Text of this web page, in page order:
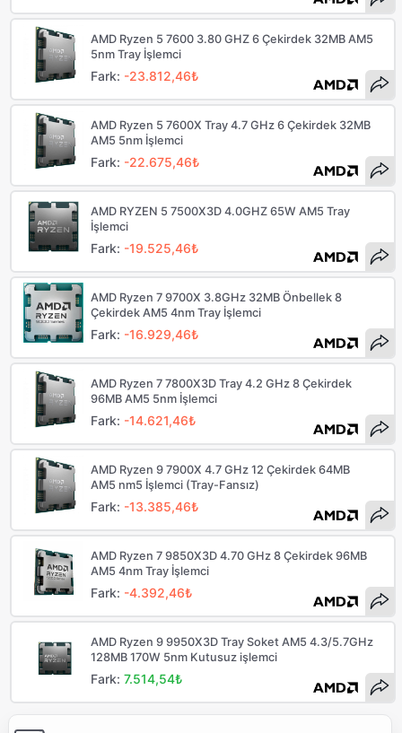
AMD Ryzen 5 7600 3.80 GHZ 6 Çekirdek 32MB AM5
5nm Tray İşlemci
Fark: -23.812,46₺
AMD Ryzen 5 7600X Tray 4.7 GHz 6 Çekirdek 32MB
AM5 5nm İşlemci
Fark: -22.675,46₺
AMD RYZEN 5 7500X3D 4.0GHZ 65W AM5 Tray
İşlemci
Fark: -19.525,46₺
AMD Ryzen 7 9700X 3.8GHz 32MB Önbellek 8
Çekirdek AM5 4nm Tray İşlemci
Fark: -16.929,46₺
AMD Ryzen 7 7800X3D Tray 4.2 GHz 8 Çekirdek
96MB AM5 5nm İşlemci
Fark: -14.621,46₺
AMD Ryzen 9 7900X 4.7 GHz 12 Çekirdek 64MB
AM5 nm5 İşlemci (Tray-Fansız)
Fark: -13.385,46₺
AMD Ryzen 7 9850X3D 4.70 GHz 8 Çekirdek 96MB
AM5 4nm Tray İşlemci
Fark: -4.392,46₺
AMD Ryzen 9 9950X3D Tray Soket AM5 4.3/5.7GHz
128MB 170W 5nm Kutusuz işlemci
Fark:7.514,54₺